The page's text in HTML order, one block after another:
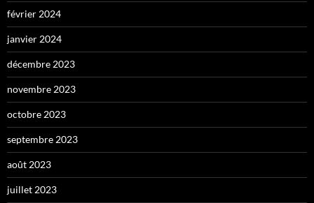
février 2024
janvier 2024
décembre 2023
novembre 2023
octobre 2023
septembre 2023
août 2023
juillet 2023